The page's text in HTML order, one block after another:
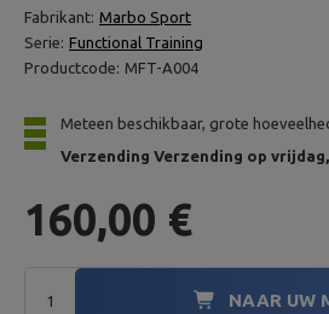
Fabrikant: Marbo Sport
Serie: Functional Training
Productcode: MFT-A004
Meteen beschikbaar, grote
Verzending Verzending op vrijdag
160,00 €
NAAR UW